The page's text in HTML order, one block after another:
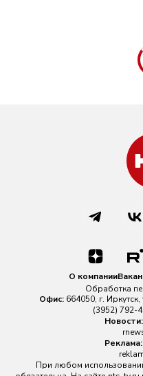
О компании
Обработка
Офис: 664050, г.
(3952) 792-
Новости:
Реклама:
При любом